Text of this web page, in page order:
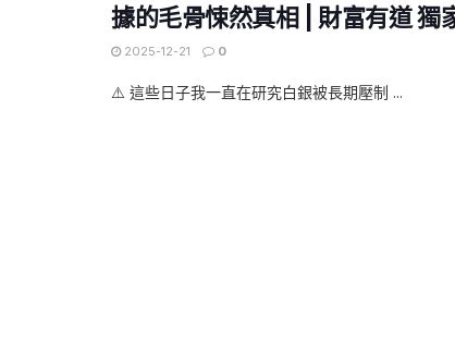
據的毛骨悚然真相 | 財富有道 獨
2025-12-21 0
⚠️ 這些日子我一直在研究白銀被長期壓制 ...